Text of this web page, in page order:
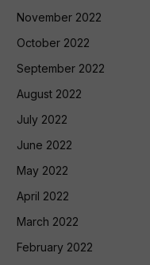
November 2022
October 2022
September 2022
August 2022
July 2022
June 2022
May 2022
April 2022
March 2022
February 2022